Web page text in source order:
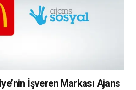
İşveren Markası Ajans